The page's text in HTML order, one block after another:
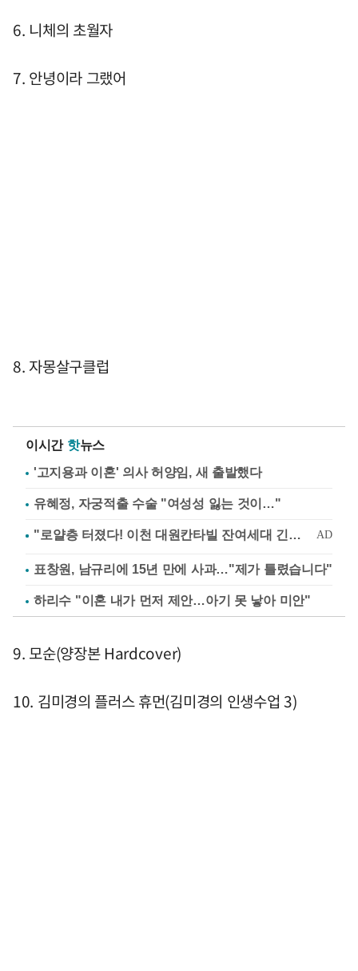
6. 니체의 초월자
7. 안녕이라 그랬어
8. 자몽살구클럽
이시간 핫뉴스
'고지용과 이혼' 의사 허양임, 새 출발했다
유혜정, 자궁적출 수술 "여성성 잃는 것이…"
표창원, 남규리에 15년 만에 사과…"제가 틀렸습니다"
하리수 "이혼 내가 먼저 제안…아기 못 낳아 미안"
9. 모순(양장본 Hardcover)
10. 김미경의 플러스 휴먼(김미경의 인생수업 3)